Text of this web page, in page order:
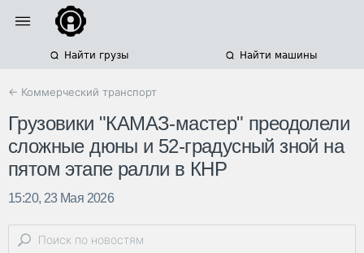
Найти грузы Найти машины
← Коммерческий транспорт
Грузовики "КАМАЗ-мастер" преодолели
сложные дюны и 52-градусный зной на
пятом этапе ралли в КНР
15:20, 23 Мая 2026